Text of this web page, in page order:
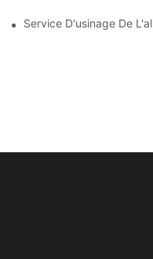
Service D'usinage De